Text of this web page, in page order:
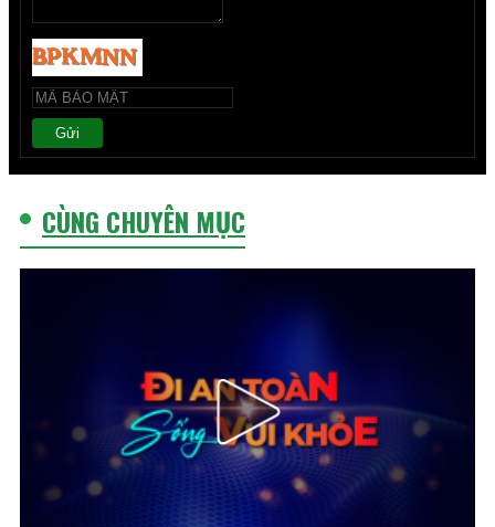
Gửi
CÙNG CHUYÊN MỤC